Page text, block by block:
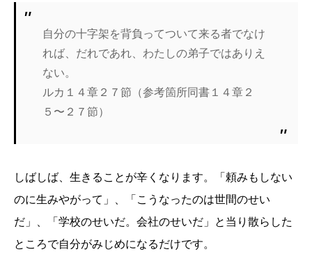
自分の十字架を背負ってついて来る者でなけ
れば、だれであれ、わたしの弟子ではありえ
ない。
ルカ１４章２７節（参考箇所同書１４章２
５〜２７節）
しばしば、生きることが辛くなります。「頼みもしない
のに生みやがって」、「こうなったのは世間のせい
だ」、「学校のせいだ。会社のせいだ」と当り散らした
ところで自分がみじめになるだけです。